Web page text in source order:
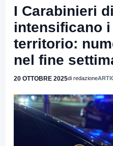
I Carabinieri
intensificano
territorio:
nel fine
20 OTTOBRE 2025di redazione